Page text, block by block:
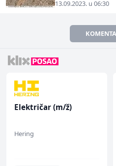
13.09.2023. u 06:30
Električar (m/ž)
Hering